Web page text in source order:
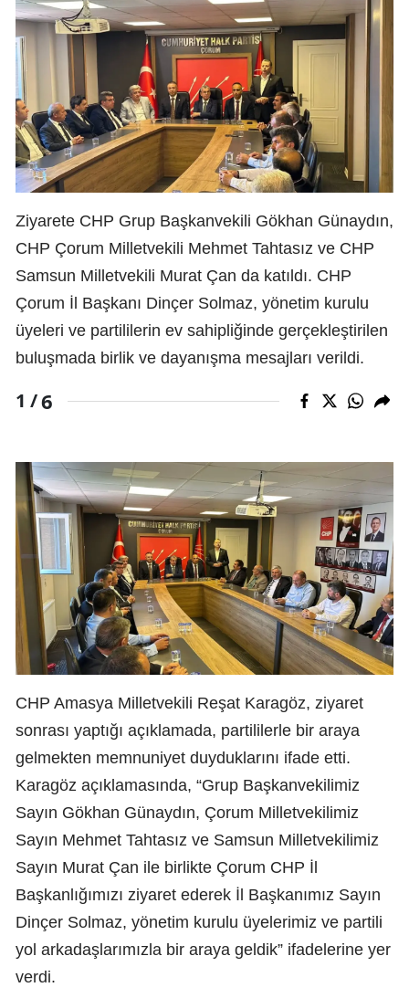
Ziyarete CHP Grup Başkanvekili Gökhan Günaydın,
CHP Çorum Milletvekili Mehmet Tahtasız ve CHP
Samsun Milletvekili Murat Çan da katıldı. CHP
Çorum İl Başkanı Dinçer Solmaz, yönetim kurulu
üyeleri ve partililerin ev sahipliğinde gerçekleştirilen
buluşmada birlik ve dayanışma mesajları verildi.
1 /6
CHP Amasya Milletvekili Reşat Karagöz, ziyaret
sonrası yaptığı açıklamada, partililerle bir araya
gelmekten memnuniyet duyduklarını ifade etti.
Karagöz açıklamasında, “Grup Başkanvekilimiz
Sayın Gökhan Günaydın, Çorum Milletvekilimiz
Sayın Mehmet Tahtasız ve Samsun Milletvekilimiz
Sayın Murat Çan ile birlikte Çorum CHP İl
Başkanlığımızı ziyaret ederek İl Başkanımız Sayın
Dinçer Solmaz, yönetim kurulu üyelerimiz ve partili
yol arkadaşlarımızla bir araya geldik” ifadelerine yer
verdi.